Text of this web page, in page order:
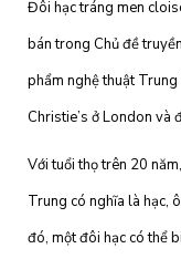
Đôi hạc tráng men
bán trong Chủ đề
phẩm nghệ thuật
Christie’s ở London và
Với tuổi thọ trên 20
Trung có nghĩa là hạc,
đó, một đôi hạc có thể